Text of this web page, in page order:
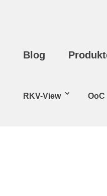
Blog
RKV-View OoC